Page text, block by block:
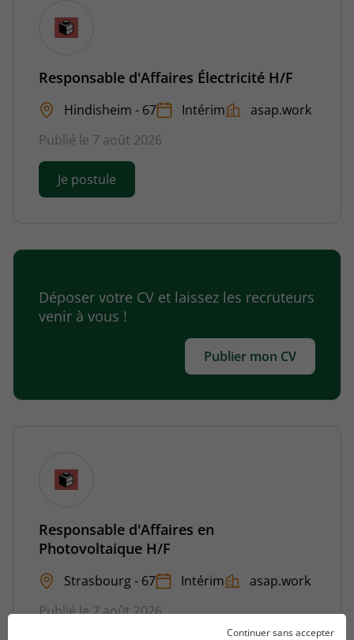
Responsable d'Affaires Électricité H/F
Hindisheim - 67 Intérim
asap.work
Publié le 7 août 2026
Je postule
Déposer votre CV et laissez les recruteurs
venir à vous !
Publier mon CV
Responsable d'Affaires en
Photovoltaique H/F
Strasbourg - 67 Intérim
asap.work
Publié le 7 août 2026
Continuer sans accepter